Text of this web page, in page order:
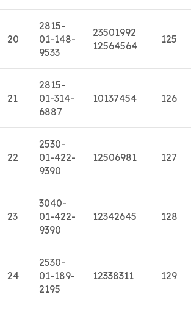
20
2815-
01-148-
9533
23501992
12564564
125
21
2815-
01-314-
6887
10137454 126
22
2530-
01-422-
9390
12506981 127
23
3040-
01-422-
9390
12342645 128
24
2530-
01-189-
2195
12338311 129